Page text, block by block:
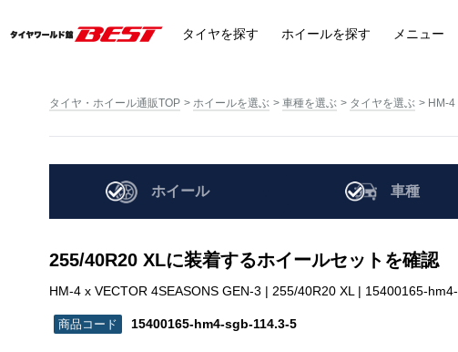
タイヤを探す ホイールを探す メニュー
タイヤ・ホイール通販TOP ホイールを選ぶ 車種を選ぶ タイヤを選ぶ HM-
ホイール 車種
255/40R20 XLに装着するホイールセットを確認
HM-4 x VECTOR 4SEASONS GEN-3 | 255/40R20 XL | 15400165-
15400165-hm4-sgb-114.3-5